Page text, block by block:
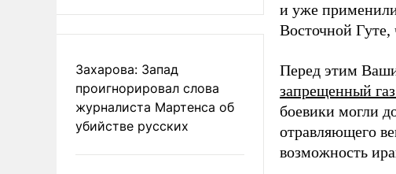
Захарова: Запад
проигнорировал слова
журналиста Мартенса об
убийстве русских
и уже
Восточной Гуте,
Перед этим
запрещенный
боевики могли
отравляющего
возможность